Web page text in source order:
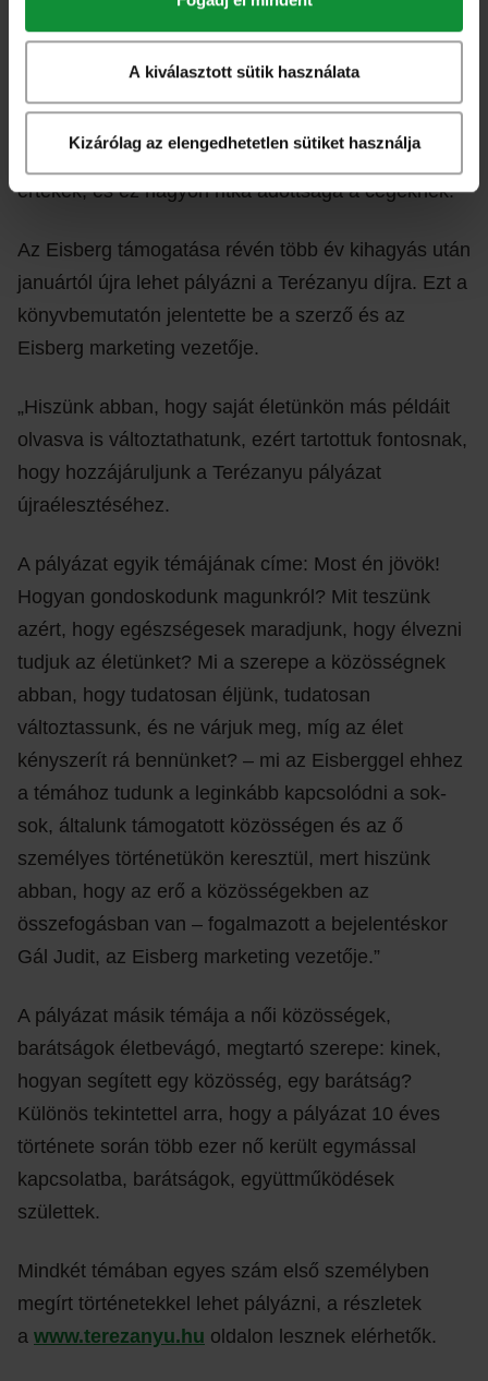
A kiválasztott sütik használata
Kizárólag az elengedhetetlen sütiket használja
„Régóta nagy tisztelője vagyok. Egy igazi filantróp,
támogat, ahol tényleg számítanak a humánus
értékek, és ez nagyon ritka adottsága a cégeknek.”
Az Eisberg támogatása révén több év kihagyás után
januártól újra lehet pályázni a Terézanyu díjra. Ezt a
könyvbemutatón jelentette be a szerző és az
Eisberg marketing vezetője.
„Hiszünk abban, hogy saját életünkön más példáit
olvasva is változtathatunk, ezért tartottuk fontosnak,
hogy hozzájáruljunk a Terézanyu pályázat
újraélesztéséhez.
A pályázat egyik témájának címe: Most én jövök!
Hogyan gondoskodunk magunkról? Mit teszünk
azért, hogy egészségesek maradjunk, hogy élvezni
tudjuk az életünket? Mi a szerepe a közösségnek
abban, hogy tudatosan éljünk, tudatosan
változtassunk, és ne várjuk meg, míg az élet
kényszerít rá bennünket? – mi az Eisberggel ehhez
a témához tudunk a leginkább kapcsolódni a sok-
sok, általunk támogatott közösségen és az ő
személyes történetükön keresztül, mert hiszünk
abban, hogy az erő a közösségekben az
összefogásban van – fogalmazott a bejelentéskor
Gál Judit, az Eisberg marketing vezetője.”
A pályázat másik témája a női közösségek,
barátságok életbevágó, megtartó szerepe: kinek,
hogyan segített egy közösség, egy barátság?
Különös tekintettel arra, hogy a pályázat 10 éves
története során több ezer nő került egymással
kapcsolatba, barátságok, együttműködések
születtek.
Mindkét témában egyes szám első személyben
megírt történetekkel lehet pályázni, a részletek
a www.terezanyu.hu oldalon lesznek elérhetők.